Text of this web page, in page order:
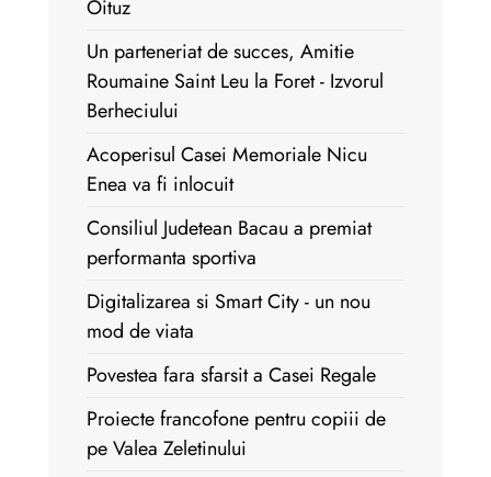
Oituz
Un parteneriat de succes, Amitie
Roumaine Saint Leu la Foret - Izvorul
Berheciului
Acoperisul Casei Memoriale Nicu
Enea va fi inlocuit
Consiliul Judetean Bacau a premiat
performanta sportiva
Digitalizarea si Smart City - un nou
mod de viata
Povestea fara sfarsit a Casei Regale
Proiecte francofone pentru copiii de
pe Valea Zeletinului